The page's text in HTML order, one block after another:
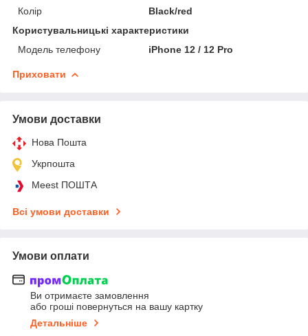
Колір
Black/red
Користувальницькі характеристики
Модель телефону
iPhone 12 / 12 Pro
Приховати
Умови доставки
Нова Пошта
Укрпошта
Meest ПОШТА
Всі умови доставки
Умови оплати
Ви отримаєте замовлення
або гроші повернуться на вашу картку
Детальніше